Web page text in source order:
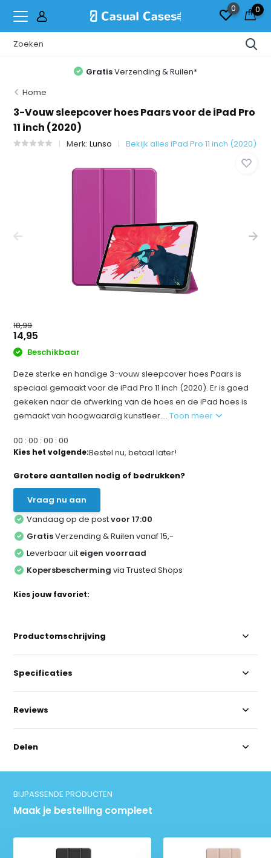
0 0
GratisVerzending & Ruilen*
Home
3-Vouw sleepcover hoes Paars voor de iPad Pro
11 inch (2020)
Merk:Lunso Bekijk alles iPad Pro 11 inch (2020)
18,99
14,95
Beschikbaar
Deze sterke en handige 3-vouw sleepcover hoes Paars is
speciaal gemaakt voor de iPad Pro 11 inch (2020). Er is goed
gekeken naar de afwerking van de hoes en de iPad hoes is
gemaakt van hoogwaardig kunstleer....Toon meer
00 :00 :00 :00
Kies het volgende:Bestel nu, betaal later!
Grotere aantallen nodig of bedrukken?
Vraag nu aan
Vandaag op de postvoor 17:00
GratisVerzending & Ruilen vanaf 15,-
Leverbaar uiteigen voorraad
Kopersbescherming via Trusted Shops
Kies jouw favoriet:
Productomschrijving
Specificaties
Reviews
Delen
BIJPASSENDE PRODUCTEN
Maak je bestelling compleet